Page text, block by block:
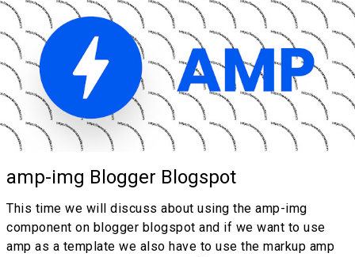
amp-img Blogger Blogspot
This time we will discuss about using the amp-img
component on blogger blogspot and if we want to use
amp as a template we also have to use the markup amp